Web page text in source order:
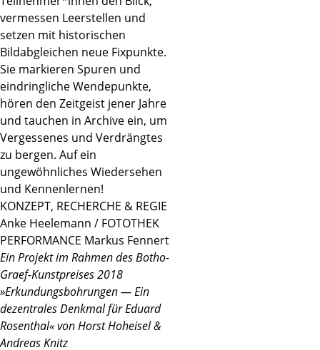
vermessen Leerstellen und
setzen mit historischen
Bildabgleichen neue Fixpunkte.
Sie markieren Spuren und
eindringliche Wendepunkte,
hören den Zeitgeist jener Jahre
und tauchen in Archive ein, um
Vergessenes und Verdrängtes
zu bergen. Auf ein
ungewöhnliches Wiedersehen
und Kennenlernen!
KONZEPT, RECHERCHE & REGIE
Anke Heelemann / FOTOTHEK
PERFORMANCE Markus Fennert
Ein Projekt im Rahmen des Botho-
Graef-Kunstpreises 2018
»Erkundungsbohrungen — Ein
dezentrales Denkmal für Eduard
Rosenthal« von Horst Hoheisel &
Andreas Knitz